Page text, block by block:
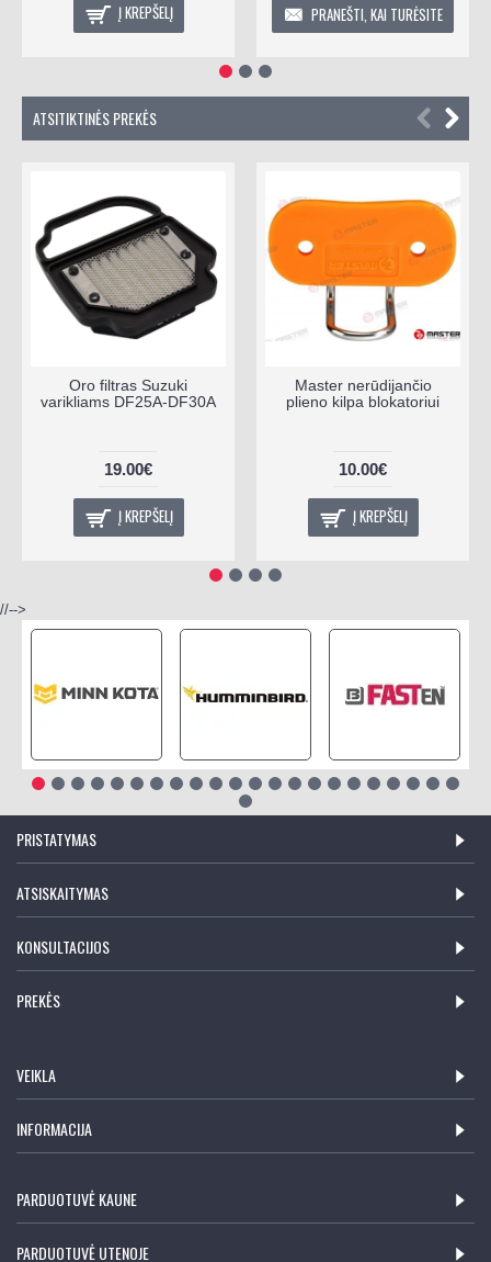
Į KREPŠELĮ PRANEŠTI, KAI TURĖSITE
ATSITIKTINĖS PREKĖS
Oro filtras Suzuki
varikliams DF25A-DF30A
19.00€
Į KREPŠELĮ
Master nerūdijančio
plieno kilpa blokatoriui
10.00€
Į KREPŠELĮ
//-->
PRISTATYMAS
ATSISKAITYMAS
KONSULTACIJOS
PREKĖS
VEIKLA
INFORMACIJA
PARDUOTUVĖ KAUNE
PARDUOTUVĖ UTENOJE